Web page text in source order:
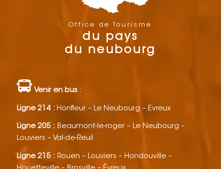
Office de Tourisme
du pays
du neubourg
Venir en bus:
Ligne 214 : Honfleur – Le Neubourg – Evreux
Ligne 205 : Beaumont-le-roger – Le Neubourg –
Louviers – Val-de-Reuil
Ligne 215 : Rouen – Louviers – Hondouville –